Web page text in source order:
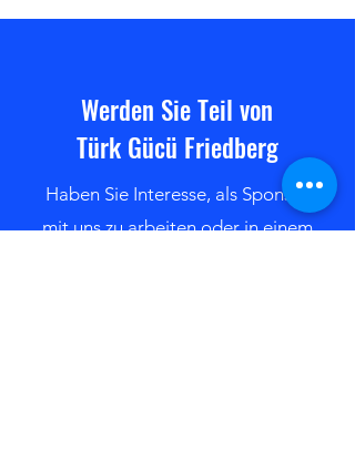
und macht Hoffnung auf den
Werden Sie Teil von
Türk Gücü Friedberg
Haben Sie Interesse, als Sponsor
mit uns zu arbeiten oder in einem